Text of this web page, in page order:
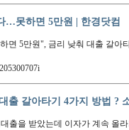
…못하면 5만원 | 한경닷컴
5만원", 금리 낮춰 대출 갈아
출 갈아타기 4가지 방법 ?
출을 받았는데 이자가 계속 올